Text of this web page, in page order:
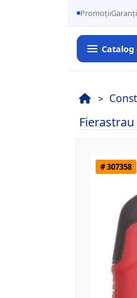
Promoții
Catalog
# 307358